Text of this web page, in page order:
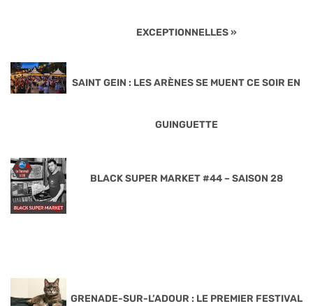
EXCEPTIONNELLES »
SAINT GEIN : LES ARÈNES SE MUENT CE SOIR EN
GUINGUETTE
BLACK SUPER MARKET #44 – SAISON 28
GRENADE-SUR-L’ADOUR : LE PREMIER FESTIVAL